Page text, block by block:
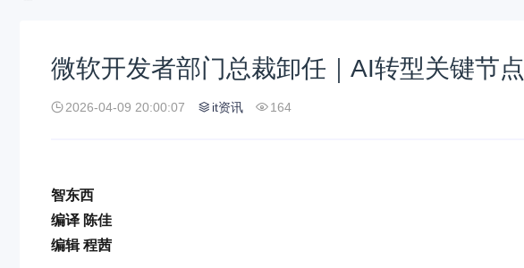
微软开发者部门总裁卸任｜AI转型关键节点
2026-04-09 20:00:07 it资讯 164
智东西
编译 陈佳
编辑 程茜